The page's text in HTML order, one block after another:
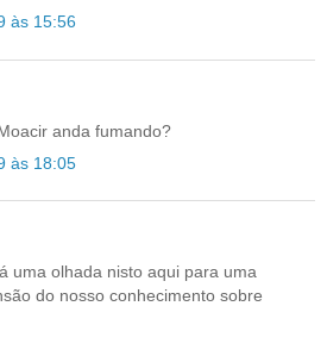
às 15:56
anda fumando?
às 18:05
uma olhada nisto aqui para uma
do nosso conhecimento sobre